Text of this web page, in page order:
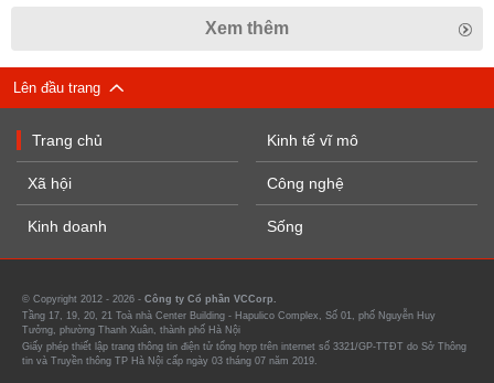
Xem thêm
Lên đầu trang
Trang chủ
Xã hội
Kinh doanh
Kinh tế vĩ mô
Công nghệ
Sống
© Copyright 2012 - 2026 - Công ty Cổ phần VCCorp.
Tầng 17, 19, 20, 21 Toà nhà Center Building - Hapulico Complex, Số 01, phố Nguyễn Huy
Tưởng, phường Thanh Xuân, thành phố Hà Nội
Giấy phép thiết lập trang thông tin điện tử tổng hợp trên internet số 3321/GP-TTĐT do Sở Thông
tin và Truyền thông TP Hà Nội cấp ngày 03 tháng 07 năm 2019.